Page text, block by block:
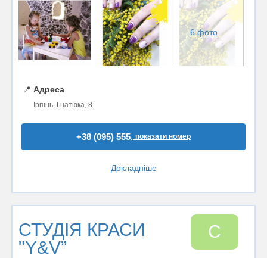
6 фото
📍 Адреса
Ірпінь, Гнатюка, 8
+38 (095) 555..показати номер
Докладніше
СТУДІЯ КРАСИ
"Y&V”
С